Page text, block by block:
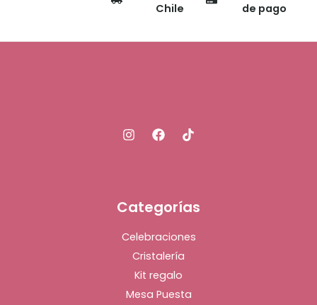
Chile
de pago
Categorías
Celebraciones
Cristalería
Kit regalo
Mesa Puesta